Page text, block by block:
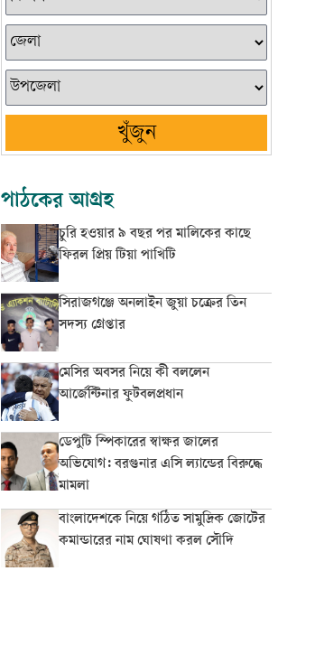
খুঁজুন
পাঠকের আগ্রহ
চুরি হওয়ার ৯ বছর পর মালিকের কাছে
ফিরল প্রিয় টিয়া পাখিটি
সিরাজগঞ্জে অনলাইন জুয়া চক্রের তিন
সদস্য গ্রেপ্তার
মেসির অবসর নিয়ে কী বললেন
আর্জেন্টিনার ফুটবলপ্রধান
ডেপুটি স্পিকারের স্বাক্ষর জালের
অভিযোগ: বরগুনার এসি ল্যান্ডের বিরুদ্ধে
মামলা
বাংলাদেশকে নিয়ে গঠিত সামুদ্রিক জোটের
কমান্ডারের নাম ঘোষণা করল সৌদি